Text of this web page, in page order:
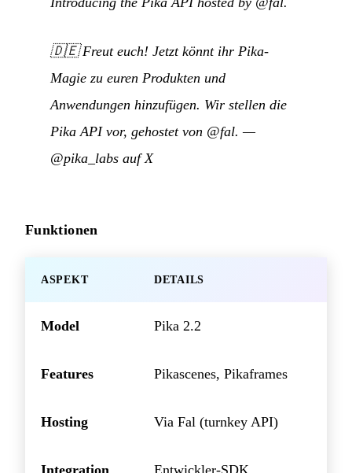
🇩🇪Freut euch! Jetzt könnt ihr Pika-
Magie zu euren Produkten und
Anwendungen hinzufügen. Wir stellen die
Pika API vor, gehostet von @fal. —
@pika_labs auf X
Funktionen
ASPEKT DETAILS
Model Pika 2.2
Features Pikascenes, Pikaframes
Hosting Via Fal (turnkey API)